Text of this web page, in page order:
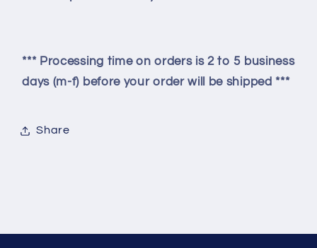
*** Processing time on orders is 2 to 5 business
days (m-f) before your order will be shipped ***
Share